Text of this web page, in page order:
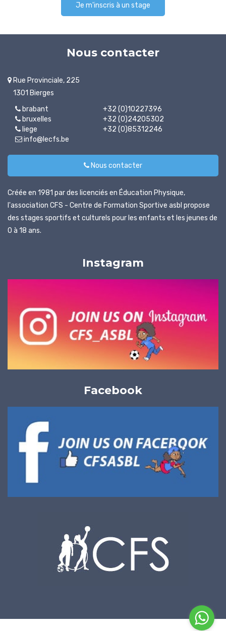
Je m'inscris à un stage
Nous contacter
Rue Provinciale, 225
1301 Bierges
brabant
+32 (0)10227396
bruxelles
+32 (0)24205302
liege
+32 (0)85312246
info@lecfs.be
Nous contacter
Créée en 1981 par des licenciés en Éducation Physique,
l'association CFS - Centre de Formation Sportive asbl propose
des stages sportifs et culturels pour les enfants et les jeunes de
0 à 18 ans.
Instagram
Facebook